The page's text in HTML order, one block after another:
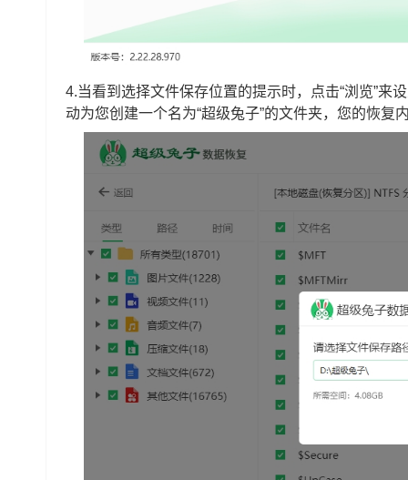
4.当看到选择文件保存位置的提示时，点击“浏览”来
动为您创建一个名为“超级兔子”的文件夹，您的恢